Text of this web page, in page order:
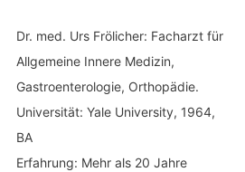
Dr. med. Urs Frölicher: Facharzt für
Allgemeine Innere Medizin,
Gastroenterologie, Orthopädie.
Universität: Yale University, 1964,
BA
Erfahrung: Mehr als 20 Jahre